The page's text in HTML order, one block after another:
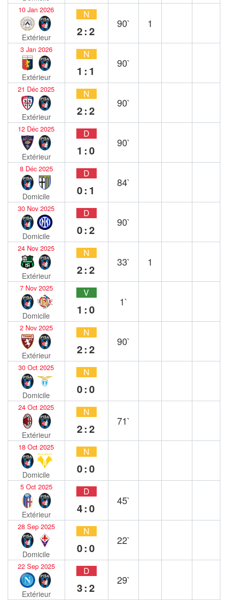
10 Jan 2026
Extérieur
N
2:2
90` 1
3 Jan 2026
Extérieur
N
1:1
90`
21 Déc 2025
Extérieur
N
2:2
90`
12 Déc 2025
Extérieur
D
1:0
90`
8 Déc 2025
Domicile
D
0:1
84`
30 Nov 2025
Domicile
D
0:2
90`
24 Nov 2025
Extérieur
N
2:2
33` 1
7 Nov 2025
Domicile
V
1:0
1`
2 Nov 2025
Extérieur
N
2:2
90`
30 Oct 2025
Domicile
N
0:0
24 Oct 2025
Extérieur
N
2:2
71`
18 Oct 2025
Domicile
N
0:0
5 Oct 2025
Extérieur
D
4:0
45`
28 Sep 2025
Domicile
N
0:0
22`
22 Sep 2025
Extérieur
D
3:2
29`